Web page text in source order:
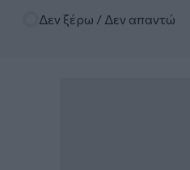
Δεν ξέρω / Δεν απαντώ